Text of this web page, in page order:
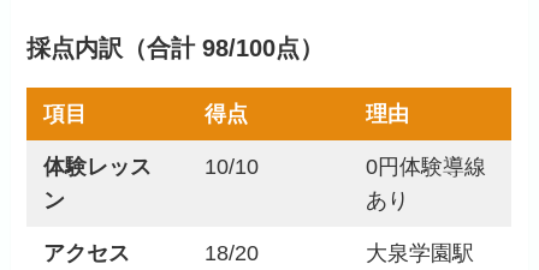
採点内訳（合計 98/100点）
項目 得点 理由
体験レッス
ン
10/10
0円体験導線
あり
アクセス 18/20
大泉学園駅